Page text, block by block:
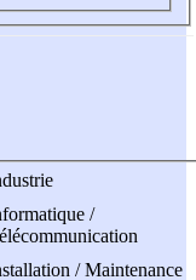
/
/ Maintenance